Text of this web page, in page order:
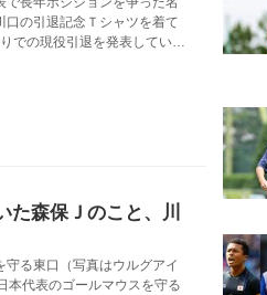
の引退記念Ｔシャツを着て
での現役引退を発表している
には引退セレモニーが行な
を打った。 ■2018年12月２日
た森保Ｊのこと、川
守る東口（写真はウルグアイ
本代表のゴールマウスを守る